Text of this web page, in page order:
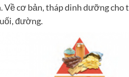
cơ bản, tháp dinh dưỡng cho
đường.